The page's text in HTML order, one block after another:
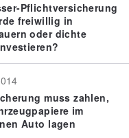
Pflichtversicherung
freiwillig in
oder dichte
muss zahlen,
im
Auto lagen